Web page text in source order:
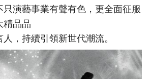
演藝事業有聲有色，更全面征服
精品品
，持續引領新世代潮流。